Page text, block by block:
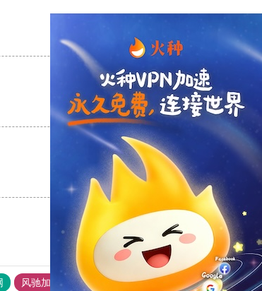
支持
支持[0] 反对[0]
支持[0] 反对[0]
风驰加速器 旋风加速器